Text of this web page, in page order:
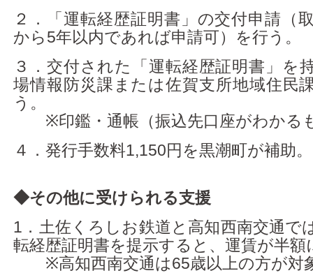
２．「運転経歴証明書」の交付申請（
から5年以内であれば申請可）を行う。
３．交付された「運転経歴証明書」を
場情報防災課または佐賀支所地域住民
う。
※印鑑・通帳（振込先口座がわかる
４．発行手数料1,150円を黒潮町が補助。
◆その他に受けられる支援
1．土佐くろしお鉄道と高知西南交通で
転経歴証明書を提示すると、運賃が半額
※高知西南交通は65歳以上の方が対